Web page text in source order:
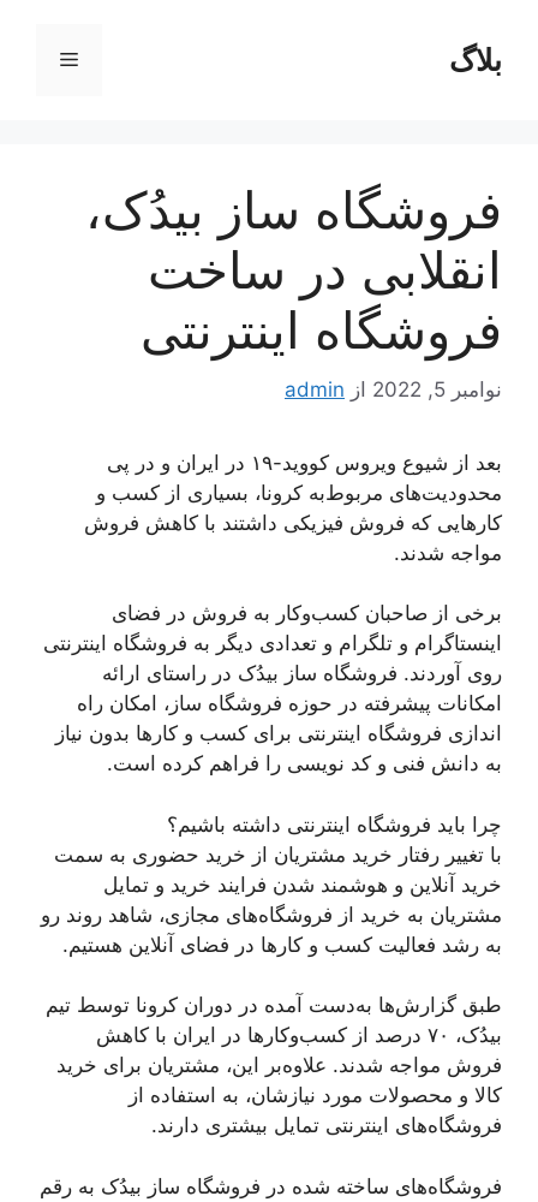
محتوابلاگ فهرست
فروشگاه ساز بیدُک،
انقلابی در ساخت
فروشگاه اینترنتی
نوامبر 5, 2022 از admin
بعد از شیوع ویروس کووید-۱۹ در ایران و در پی
محدودیت‌های مربوط‌به کرونا، بسیاری از کسب‌ و
کارهایی که فروش فیزیکی داشتند با کاهش فروش
مواجه شدند.
برخی از صاحبان کسب‌و‌کار به فروش در فضای
اینستاگرام و تلگرام و تعدادی دیگر به فروشگاه اینترنتی
روی آوردند. فروشگاه ساز بیدُک در راستای ارائه
امکانات پیشرفته در حوزه فروشگاه ساز، امکان راه
اندازی فروشگاه اینترنتی برای کسب و کارها بدون نیاز
به دانش فنی و کد نویسی را فراهم کرده است.
چرا باید فروشگاه اینترنتی داشته باشیم؟
با تغییر رفتار خرید مشتریان از خرید حضوری به سمت
خرید آنلاین و هوشمند شدن فرایند خرید و تمایل
مشتریان به خرید از فروشگاه‌های مجازی، شاهد روند رو
به رشد فعالیت کسب و کارها در فضای آنلاین هستیم.
طبق گزارش‌ها به‌دست آمده در دوران کرونا توسط تیم
بیدُک، ۷۰ درصد از کسب‌وکارها در ایران با کاهش
فروش مواجه شدند. علاوه‌بر این، مشتریان برای خرید
کالا و محصولات مورد نیازشان، به استفاده از
فروشگاه‌های اینترنتی تمایل بیشتری دارند.
فروشگاه‌های ساخته شده در فروشگاه ساز بیدُک به رقم